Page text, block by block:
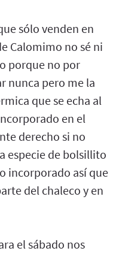
sólo venden en
Calomimo no sé ni
porque no por
nunca pero me la
que se echa al
en el
derecho si no
especie de bolsillito
incorporado así que
del chaleco y en
el sábado nos